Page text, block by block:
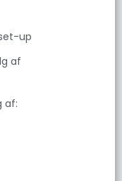
up
af
af: